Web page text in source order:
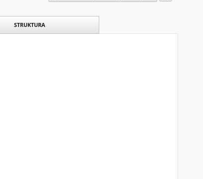
STRUKTURA